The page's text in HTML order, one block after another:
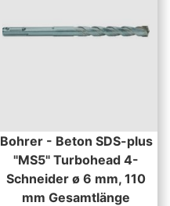
Bohrer - Beton SDS-plus
"MS5" Turbohead 4-
Schneider ø 6 mm, 110
mm Gesamtlänge